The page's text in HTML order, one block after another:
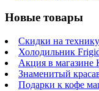
Новые товары
Скидки на
Холодильник
Акция в магазине
Знаменитый
Подарки к кофе